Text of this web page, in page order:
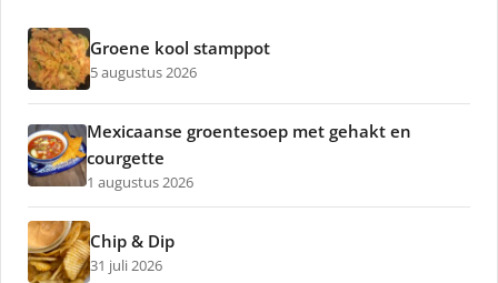
Groene kool stamppot
5 augustus 2026
Mexicaanse groentesoep met gehakt en
courgette
1 augustus 2026
Chip & Dip
31 juli 2026